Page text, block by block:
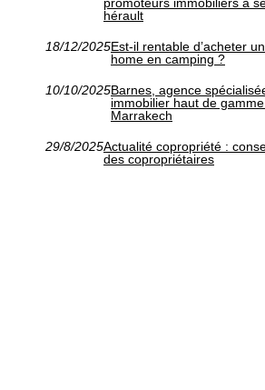
hérault
18/12/2025Est-il rentable d’acheter
home en camping ?
10/10/2025Barnes, agence
immobilier haut de
Marrakech
29/8/2025Actualité copropriété :
des copropriétaires